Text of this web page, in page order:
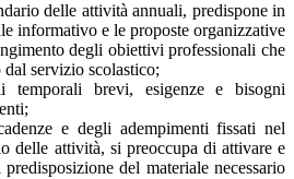
delle attività annuali, predispone in
informativo e le proposte organizzative
degli obiettivi professionali che
servizio scolastico;
temporali brevi, esigenze e bisogni
e degli adempimenti fissati nel
delle attività, si preoccupa di attivare e
del materiale necessario